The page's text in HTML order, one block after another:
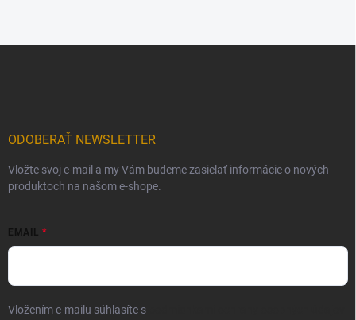
ODOBERAŤ NEWSLETTER
Vložte svoj e-mail a my Vám budeme zasielať informácie o nových
produktoch na našom e-shope.
EMAIL
Vložením e-mailu súhlasíte s